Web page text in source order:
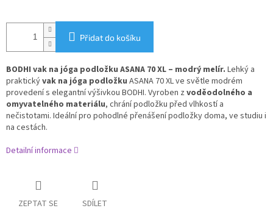
Přidat do košíku
BODHI vak na jóga podložku ASANA 70 XL – modrý melír. Lehký a
praktickývak na jóga podložku ASANA 70 XL ve světle modrém
provedení s elegantní výšivkou BODHI. Vyroben z voděodolného a
omyvatelného materiálu, chrání podložku před vlhkostí a
nečistotami. Ideální pro pohodlné přenášení podložky doma, ve studiu i
na cestách.
Detailní informace
ZEPTAT SE SDÍLET